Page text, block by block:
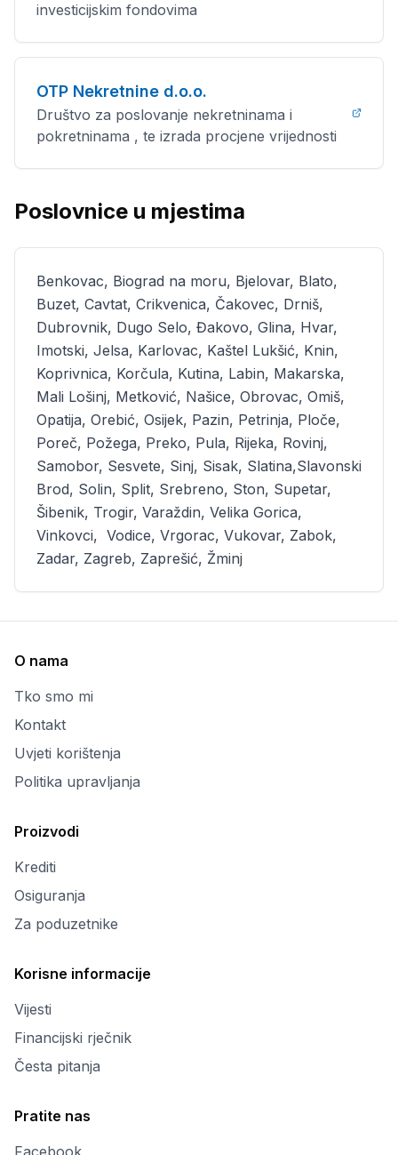
investicijskim fondovima
OTP Nekretnine d.o.o.
Društvo za poslovanje nekretninama i
pokretninama , te izrada procjene vrijednosti
Poslovnice u mjestima
Benkovac, Biograd na moru, Bjelovar, Blato,
Buzet, Cavtat, Crikvenica, Čakovec, Drniš,
Dubrovnik, Dugo Selo, Đakovo, Glina, Hvar,
Imotski, Jelsa, Karlovac, Kaštel Lukšić, Knin,
Koprivnica, Korčula, Kutina, Labin, Makarska,
Mali Lošinj, Metković, Našice, Obrovac, Omiš,
Opatija, Orebić, Osijek, Pazin, Petrinja, Ploče,
Poreč, Požega, Preko, Pula, Rijeka, Rovinj,
Samobor, Sesvete, Sinj, Sisak, Slatina,Slavonski
Brod, Solin, Split, Srebreno, Ston, Supetar,
Šibenik, Trogir, Varaždin, Velika Gorica,
Vinkovci, Vodice, Vrgorac, Vukovar, Zabok,
Zadar, Zagreb, Zaprešić, Žminj
O nama
Tko smo mi
Kontakt
Uvjeti korištenja
Politika upravljanja
Proizvodi
Krediti
Osiguranja
Za poduzetnike
Korisne informacije
Vijesti
Financijski rječnik
Česta pitanja
Pratite nas
Facebook